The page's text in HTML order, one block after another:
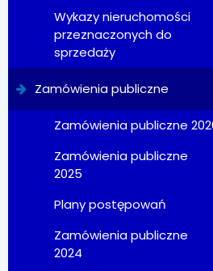
Wykazy nieruchomości
przeznaczonych do
sprzedaży
Zamówienia publiczne
Zamówienia publiczne
Zamówienia publiczne
2025
Plany postępowań
Zamówienia publiczne
2024